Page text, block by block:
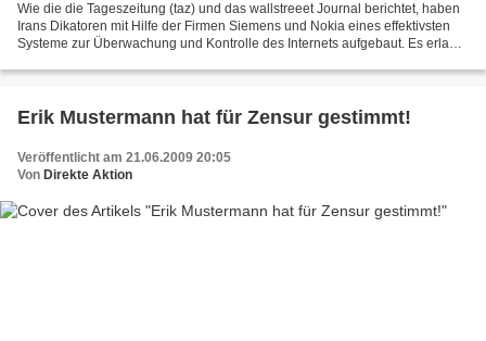
Wie die die Tageszeitung (taz) und das wallstreeet Journal berichtet, haben
Irans Dikatoren mit Hilfe der Firmen Siemens und Nokia eines effektivsten
Systeme zur Überwachung und Kontrolle des Internets aufgebaut. Es erlaubt
Erik Mustermann hat für Zensur gestimmt!
Veröffentlicht am 21.06.2009 20:05
Von Direkte Aktion